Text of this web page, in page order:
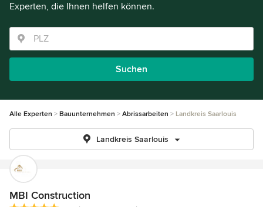
Experten, die Ihnen helfen können.
Suchen
Alle Experten Bauunternehmen Abrissarbeiten Landkreis Saarlouis
Landkreis Saarlouis
MBI Construction